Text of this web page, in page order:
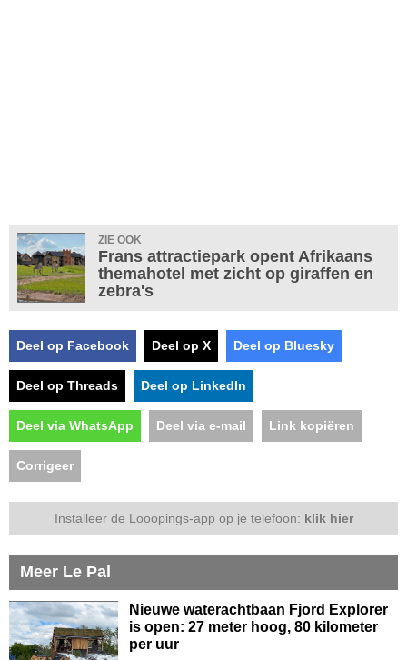
ZIE OOK
Frans attractiepark opent Afrikaans
themahotel met zicht op giraffen en
zebra's
Deel op Facebook Deel op X Deel op Bluesky
Deel op Threads Deel op LinkedIn
Deel via WhatsApp Deel via e-mail Link kopiëren
Corrigeer
Installeer de Looopings-app op je telefoon: klik hier
Meer Le Pal
Nieuwe waterachtbaan Fjord Explorer
is open: 27 meter hoog, 80 kilometer
per uur